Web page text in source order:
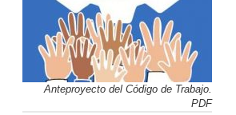
Anteproyecto del Código de Trabajo.
PDF